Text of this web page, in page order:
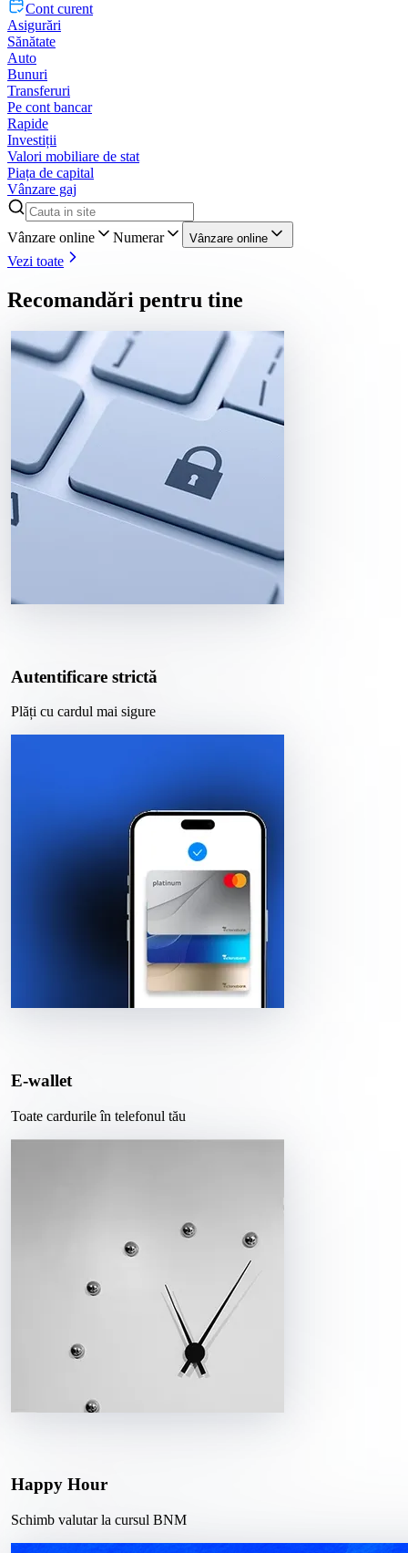
Cont curent
Asigurări
Sănătate
Auto
Bunuri
Transferuri
Pe cont bancar
Rapide
Investiții
Valori mobiliare de stat
Piața de capital
Vânzare gaj
Vânzare online Numerar Vânzare online
Vezi toate
Recomandări pentru tine
Autentificare strictă
Plăți cu cardul mai sigure
E-wallet
Toate cardurile în telefonul tău
Happy Hour
Schimb valutar la cursul BNM